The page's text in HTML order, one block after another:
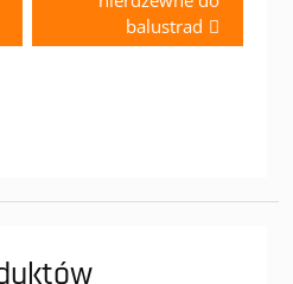
balustrad